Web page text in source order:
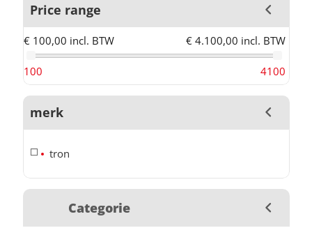
Price range
€ 100,00 incl. BTW € 4.100,00 incl. BTW
100 4100
merk
tron
Categorie